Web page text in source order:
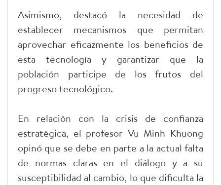
Asimismo, destacó la necesidad de
establecer mecanismos que permitan
aprovechar eficazmente los beneficios de
esta tecnología y garantizar que la
población participe de los frutos del
progreso tecnológico.
En relación con la crisis de confianza
estratégica, el profesor Vu Minh Khuong
opinó que se debe en parte a la actual falta
de normas claras en el diálogo y a su
susceptibilidad al cambio, lo que dificulta la